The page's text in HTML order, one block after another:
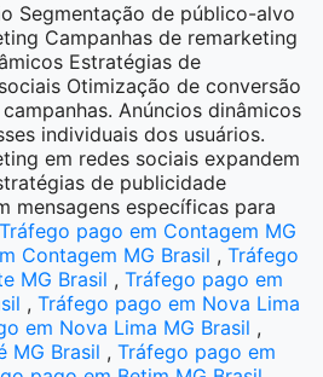
Segmentação de público-alvo
Campanhas de remarketing
Estratégias de
Otimização de conversão
Anúncios dinâmicos
individuais dos usuários.
em redes sociais expandem
de publicidade
mensagens específicas para
Tráfego pago em Contagem MG
Contagem MG Brasil ,Tráfego
MG Brasil ,Tráfego pago em
,Tráfego pago em Nova Lima
em Nova Lima MG Brasil ,
MG Brasil ,Tráfego pago em